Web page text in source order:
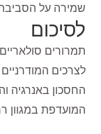
שמירה על
לסיכום
תמרורים
לצרכים
החסכון באנרגיה
המועדפת במגוון